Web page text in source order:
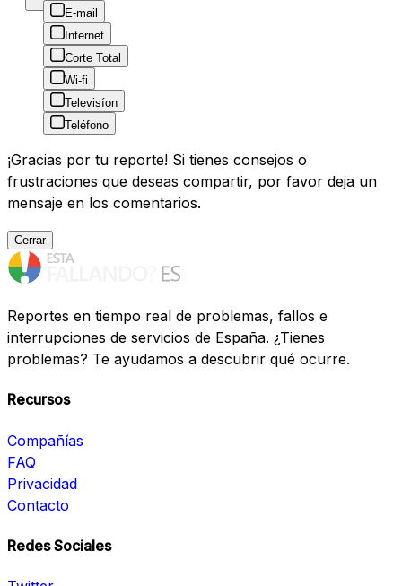
E-mail
Internet
Corte Total
Wi-fi
Televisíon
Teléfono
¡Gracias por tu reporte! Si tienes consejos o
frustraciones que deseas compartir, por favor deja un
mensaje en los comentarios.
Cerrar
Reportes en tiempo real de problemas, fallos e
interrupciones de servicios de España. ¿Tienes
problemas? Te ayudamos a descubrir qué ocurre.
Recursos
Compañías
FAQ
Privacidad
Contacto
Redes Sociales